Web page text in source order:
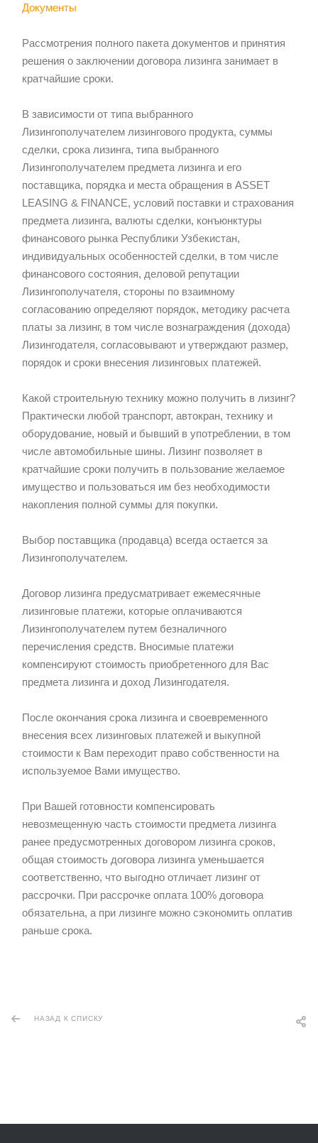
Документы
Рассмотрения полного пакета документов и принятия
решения о заключении договора лизинга занимает в
кратчайшие сроки.
В зависимости от типа выбранного
Лизингополучателем лизингового продукта, суммы
сделки, срока лизинга, типа выбранного
Лизингополучателем предмета лизинга и его
поставщика, порядка и места обращения в ASSET
LEASING & FINANCE, условий поставки и страхования
предмета лизинга, валюты сделки, конъюнктуры
финансового рынка Республики Узбекистан,
индивидуальных особенностей сделки, в том числе
финансового состояния, деловой репутации
Лизингополучателя, стороны по взаимному
согласованию определяют порядок, методику расчета
платы за лизинг, в том числе вознаграждения (дохода)
Лизингодателя, согласовывают и утверждают размер,
порядок и сроки внесения лизинговых платежей.
Какой строительную технику можно получить в лизинг?
Практически любой транспорт, автокран, технику и
оборудование, новый и бывший в употреблении, в том
числе автомобильные шины. Лизинг позволяет в
кратчайшие сроки получить в пользование желаемое
имущество и пользоваться им без необходимости
накопления полной суммы для покупки.
Выбор поставщика (продавца) всегда остается за
Лизингополучателем.
Договор лизинга предусматривает ежемесячные
лизинговые платежи, которые оплачиваются
Лизингополучателем путем безналичного
перечисления средств. Вносимые платежи
компенсируют стоимость приобретенного для Вас
предмета лизинга и доход Лизингодателя.
После окончания срока лизинга и своевременного
внесения всех лизинговых платежей и выкупной
стоимости к Вам переходит право собственности на
используемое Вами имущество.
При Вашей готовности компенсировать
невозмещенную часть стоимости предмета лизинга
ранее предусмотренных договором лизинга сроков,
общая стоимость договора лизинга уменьшается
соответственно, что выгодно отличает лизинг от
рассрочки. При рассрочке оплата 100% договора
обязательна, а при лизинге можно сэкономить оплатив
раньше срока.
НАЗАД К СПИСКУ